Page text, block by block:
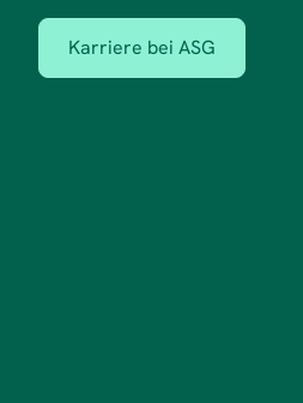
Karriere bei ASG